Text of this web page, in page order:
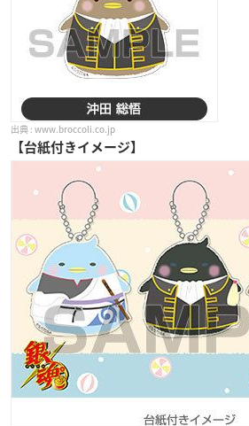
www.broccoli.co.jp
【台紙付きイメージ】